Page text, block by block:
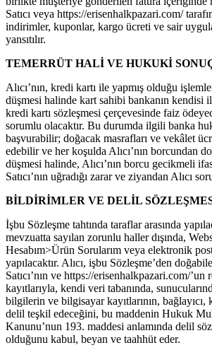
Satıcı veya https://erisenhalkpazari.com/
indirimler, kuponlar, kargo ücreti ve sair
yansıtılır.
TEMERRÜT HALİ VE HUKUKİ
Alıcı’nın, kredi kartı ile yapmış olduğu
düşmesi halinde kart sahibi bankanın kendisi
kredi kartı sözleşmesi çerçevesinde faiz
sorumlu olacaktır. Bu durumda ilgili banka
başvurabilir; doğacak masrafları ve vekâlet
edebilir ve her koşulda Alıcı’nın borcundan
düşmesi halinde, Alıcı’nın borcu gecikmeli
Satıcı’nın uğradığı zarar ve ziyandan Alıcı
BİLDİRİMLER VE DELİL
İşbu Sözleşme tahtında taraflar arasında
mevzuatta sayılan zorunlu haller dışında,
Hesabım>Ürün Sorularım veya elektronik
yapılacaktır. Alıcı, işbu Sözleşme’den
Satıcı’nın ve https://erisenhalkpazari.com/
kayıtlarıyla, kendi veri tabanında,
bilgilerin ve bilgisayar kayıtlarının, bağlayıcı,
delil teşkil edeceğini, bu maddenin Hukuk
Kanunu’nun 193. maddesi anlamında delil
olduğunu kabul, beyan ve taahhüt eder.